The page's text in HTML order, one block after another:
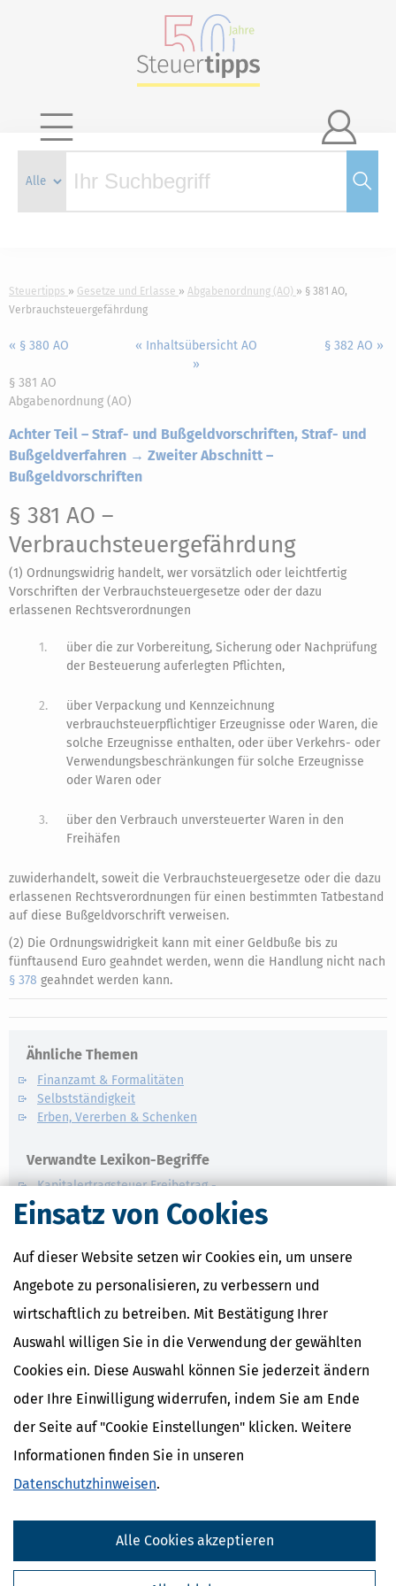
Einsatz von Cookies
Auf dieser Website setzen wir Cookies ein, um unsere
Angebote zu personalisieren, zu verbessern und
wirtschaftlich zu betreiben. Mit Bestätigung Ihrer
Auswahl willigen Sie in die Verwendung der gewählten
Cookies ein. Diese Auswahl können Sie jederzeit ändern
oder Ihre Einwilligung widerrufen, indem Sie am Ende
der Seite auf "Cookie Einstellungen" klicken. Weitere
Informationen finden Sie in unseren
Datenschutzhinweisen.
Alle Cookies akzeptieren

Steuertipps Gesetze und Erlasse Abgabenordnung (AO)
§ 381 AO,
Verbrauchsteuergefährdung
« § 380 AO
« Inhaltsübersicht AO
»
§ 382 AO »
§ 381 AO
Abgabenordnung (AO)
Achter Teil – Straf- und Bußgeldvorschriften, Straf- und
Bußgeldverfahren → Zweiter Abschnitt –
Bußgeldvorschriften
§ 381 AO –
Verbrauchsteuergefährdung
(1) Ordnungswidrig handelt, wer vorsätzlich oder leichtfertig
Vorschriften der Verbrauchsteuergesetze oder der dazu
erlassenen Rechtsverordnungen
1.
über die zur Vorbereitung, Sicherung oder Nachprüfung
der Besteuerung auferlegten Pflichten,
2.
über Verpackung und Kennzeichnung
verbrauchsteuerpflichtiger Erzeugnisse oder Waren, die
solche Erzeugnisse enthalten, oder über Verkehrs- oder
Verwendungsbeschränkungen für solche Erzeugnisse
oder Waren oder
3.
über den Verbrauch unversteuerter Waren in den
Freihäfen
zuwiderhandelt, soweit die Verbrauchsteuergesetze oder die dazu
erlassenen Rechtsverordnungen für einen bestimmten Tatbestand
auf diese Bußgeldvorschrift verweisen.
(2) Die Ordnungswidrigkeit kann mit einer Geldbuße bis zu
fünftausend Euro geahndet werden, wenn die Handlung nicht nach
§ 378 geahndet werden kann.
Ähnliche Themen
Finanzamt & Formalitäten
Selbstständigkeit
Erben, Vererben & Schenken
Verwandte Lexikon-Begriffe
Kapitalertragsteuer Freibetrag -
Definition und Erklärung
CO2-Steuer - Was ist das?
Erklärung
NACHDiGAL
Kommission
Kostenlose Steuertipps & News